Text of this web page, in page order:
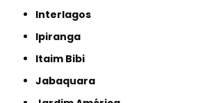
Interlagos
Ipiranga
Itaim Bibi
Jabaquara